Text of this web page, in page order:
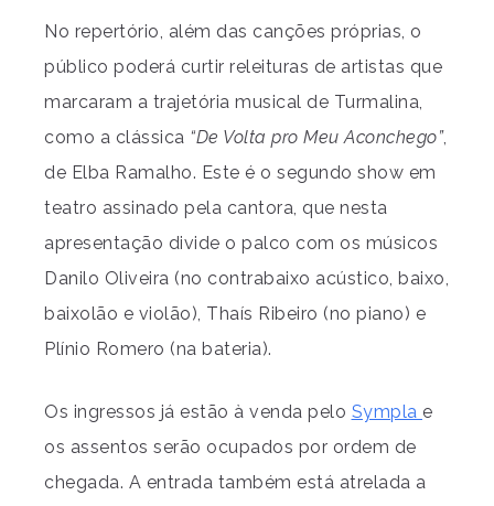
No repertório, além das canções próprias, o
público poderá curtir releituras de artistas que
marcaram a trajetória musical de Turmalina,
como a clássica “De Volta pro Meu Aconchego”,
de Elba Ramalho. Este é o segundo show em
teatro assinado pela cantora, que nesta
apresentação divide o palco com os músicos
Danilo Oliveira (no contrabaixo acústico, baixo,
baixolão e violão), Thaís Ribeiro (no piano) e
Plínio Romero (na bateria).
Os ingressos já estão à venda pelo Sympla e
os assentos serão ocupados por ordem de
chegada. A entrada também está atrelada a